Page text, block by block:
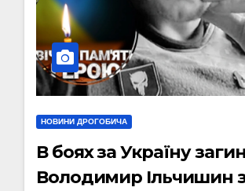
НОВИНИ ДРОГОБИЧА
В боях за Україну
Володимир Ільчишин